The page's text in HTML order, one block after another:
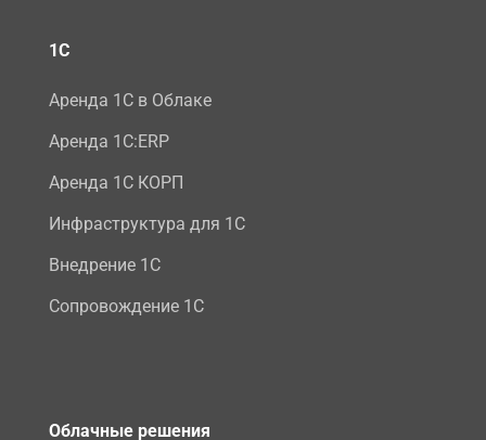
1С
Аренда 1С в Облаке
Аренда 1С:ERP
Аренда 1С КОРП
Инфраструктура для 1С
Внедрение 1С
Сопровождение 1С
Облачные решения